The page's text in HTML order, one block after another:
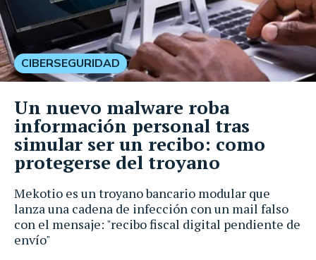
Mekotio es un troyano bancario modular que
lanza una cadena de infección con un mail falso
con el mensaje: "recibo fiscal digital pendiente de
envío"
CIBERSEGURIDAD
Un nuevo malware roba
información personal tras
simular ser un recibo: como
protegerse del troyano